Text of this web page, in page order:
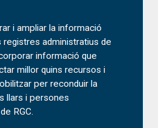
i ampliar la informació
registres administratius de
informació que
millor quins recursos i
per reconduir la
llars i persones
RGC.